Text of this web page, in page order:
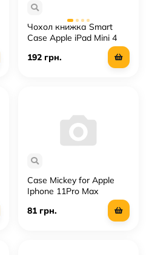
Чохол книжка Smart
Case Apple iPad Mini 4
192 грн.
Case Mickey for Apple
Iphone 11Pro Max
81 грн.